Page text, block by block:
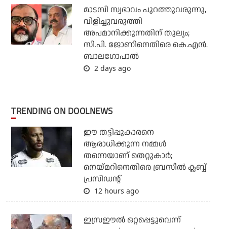
മാടമ്പി സ്വഭാവം പുറത്തുവരുന്നു,
വിളിച്ചുവരുത്തി
അപമാനിക്കുന്നതിന് തുല്യം;
സി.പി. ജോണിനെതിരെ കെ.എന്‍.
ബാലഗോപാല്‍
2 days ago
TRENDING ON DOOLNEWS
ഈ തട്ടിപ്പുകാരനെ
ആരാധിക്കുന്ന നമ്മള്‍
തന്നെയാണ് തെറ്റുകാര്‍;
നെയ്മറിനെതിരെ ബ്രസീല്‍ ക്ലബ്ബ്
പ്രസിഡന്റ്
12 hours ago
ഇസ്രഈല്‍ ഒറ്റപ്പെട്ടുവെന്ന്